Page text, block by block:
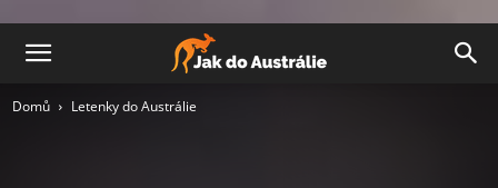
Domů Letenky do Austrálie